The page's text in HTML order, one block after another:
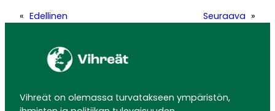
« Edellinen Seuraava »
Vihreät on olemassa turvatakseen ympäristön,